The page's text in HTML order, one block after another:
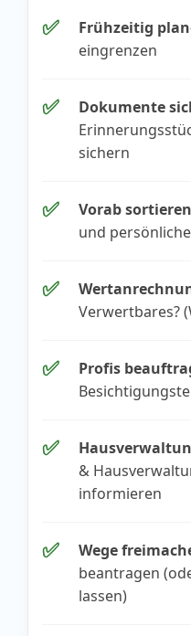
✅ Frühzeitig
eingrenzen
✅ Dokumente
sichern
✅ Vorab
und
✅
Verwertbares?
✅ Profis
✅
&
informieren
✅ Wege
beantragen
lassen)